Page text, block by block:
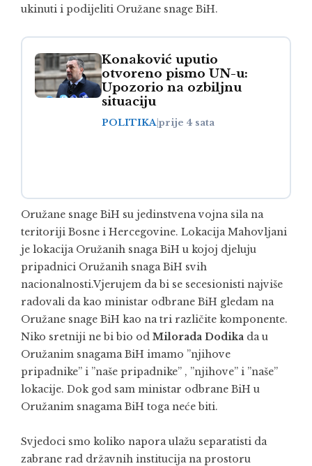
ukinuti i podijeliti Oružane snage BiH.
Konaković uputio
otvoreno pismo UN-u:
Upozorio na ozbiljnu
situaciju
POLITIKAprije 4 sata
Oružane snage BiH su jedinstvena vojna sila na
teritoriji Bosne i Hercegovine. Lokacija Mahovljani
je lokacija Oružanih snaga BiH u kojoj djeluju
pripadnici Oružanih snaga BiH svih
nacionalnosti.Vjerujem da bi se secesionisti najviše
radovali da kao ministar odbrane BiH gledam na
Oružane snage BiH kao na tri različite komponente.
Niko sretniji ne bi bio od Milorada Dodika da u
Oružanim snagama BiH imamo ”njihove
pripadnike” i ”naše pripadnike” , ”njihove” i ”naše”
lokacije. Dok god sam ministar odbrane BiH u
Oružanim snagama BiH toga neće biti.
Svjedoci smo koliko napora ulažu separatisti da
zabrane rad državnih institucija na prostoru